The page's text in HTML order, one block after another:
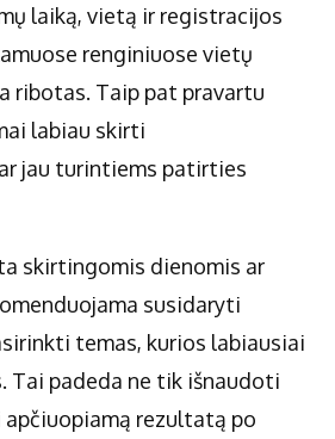
laiką, vietą ir registracijos
renginiuose vietų
ribotas. Taip pat pravartu
labiau skirti
jau turintiems patirties
skirtingomis dienomis ar
susidaryti
temas, kurios labiausiai
Tai padeda ne tik išnaudoti
rezultatą po